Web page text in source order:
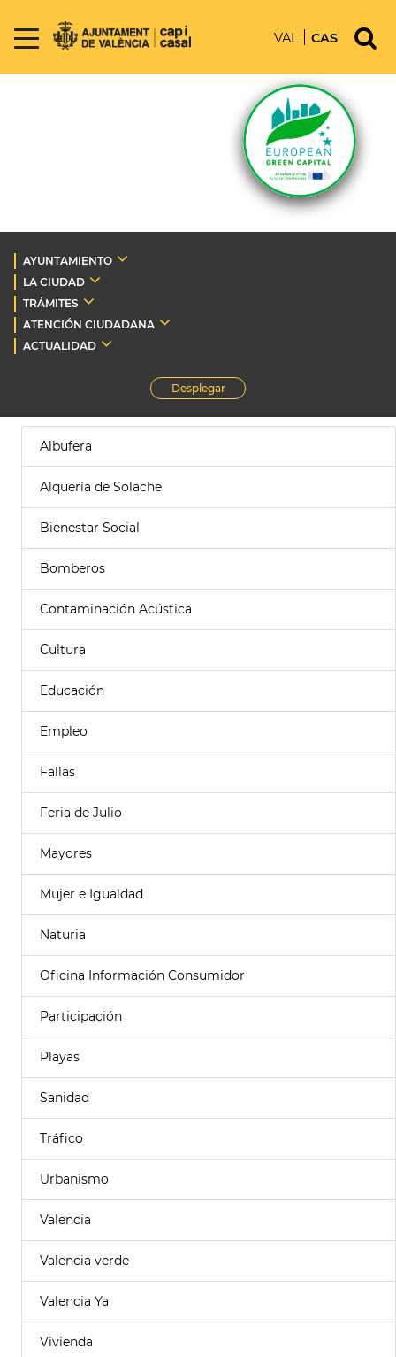
VAL CAS
AYUNTAMIENTO
LA CIUDAD
TRÁMITES
ATENCIÓN CIUDADANA
ACTUALIDAD
Desplegar
Albufera
Alquería de Solache
Bienestar Social
Bomberos
Contaminación Acústica
Cultura
Educación
Empleo
Fallas
Feria de Julio
Mayores
Mujer e Igualdad
Naturia
Oficina Información Consumidor
Participación
Playas
Sanidad
Tráfico
Urbanismo
Valencia
Valencia verde
Valencia Ya
Vivienda